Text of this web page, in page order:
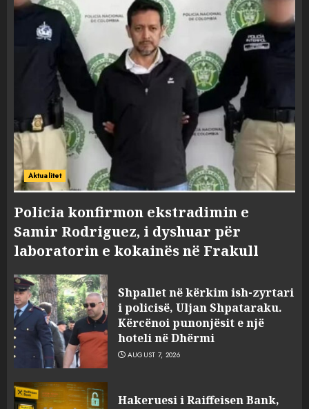
Aktualitet
Policia konfirmon ekstradimin e
Samir Rodriguez, i dyshuar për
laboratorin e kokainës në Frakull
Shpallet në kërkim ish-zyrtari
i policisë, Uljan Shpataraku.
Kërcënoi punonjësit e një
hoteli në Dhërmi
AUGUST 7, 2026
Hakeruesi i Raiffeisen Bank,